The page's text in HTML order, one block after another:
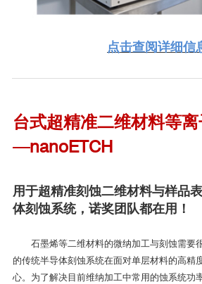
点击查阅详细信
台式超精准二维材料等
—nanoETCH
用于超精准刻蚀二维材料与样品
体刻蚀系统，诺奖团队都在用！
石墨烯等二维材料的微纳加工与刻蚀需要
的传统半导体刻蚀系统在面对单层材料的高精
心。为了解决目前维纳加工中常用的蚀系统功
机部分。
曼彻斯特大学（手套箱集成退火
DR. ROMAN GORBACHEV对Moorfield的